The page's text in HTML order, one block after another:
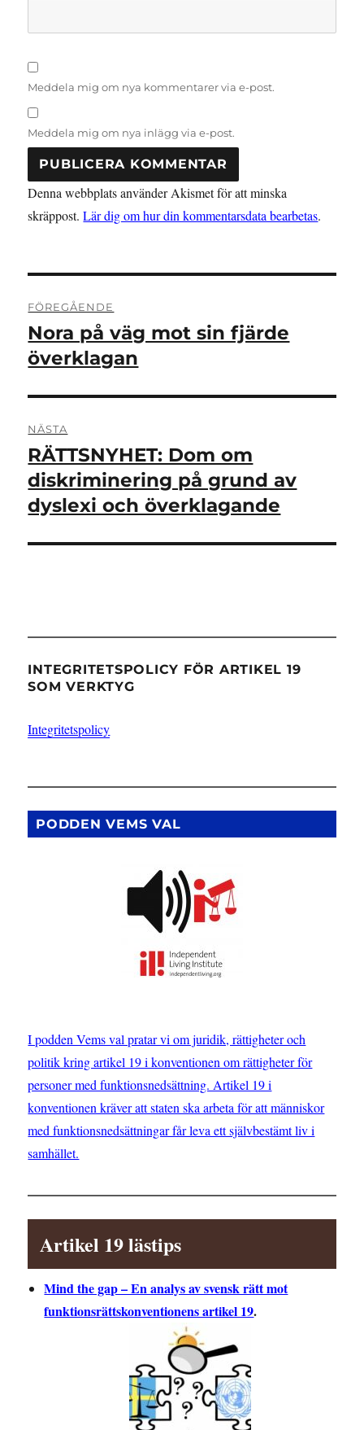
Meddela mig om nya kommentarer via e-post.
Meddela mig om nya inlägg via e-post.
Denna webbplats använder Akismet för att minska
skräppost.Lär dig om hur din kommentarsdata bearbetas.
FÖREGÅENDE
Föregående
inlägg:
Nora på väg mot sin fjärde
överklagan
NÄSTA
Nästa
inlägg:
RÄTTSNYHET: Dom om
diskriminering på grund av
dyslexi och överklagande
INTEGRITETSPOLICY FÖR ARTIKEL 19
SOM VERKTYG
Integritetspolicy
PODDEN VEMS VAL
I podden Vems val pratar vi om juridik, rättigheter och
politik kring artikel 19 i konventionen om rättigheter för
personer med funktionsnedsättning. Artikel 19 i
konventionen kräver att staten ska arbeta för att människor
med funktionsnedsättningar får leva ett självbestämt liv i
samhället.
Artikel 19 lästips
Mind the gap – En analys av svensk rätt mot
funktionsrättskonventionens artikel 19.